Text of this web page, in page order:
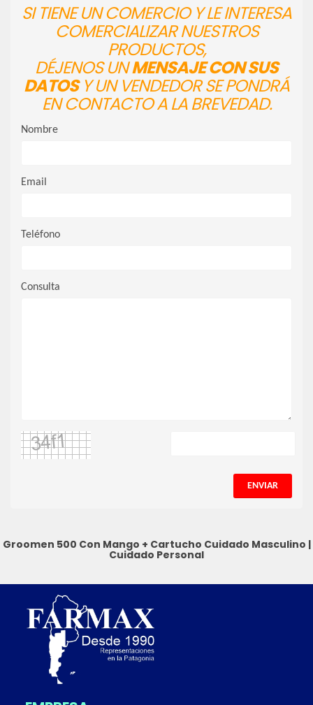
SI TIENE UN COMERCIO Y LE INTERESA
COMERCIALIZAR NUESTROS
PRODUCTOS,
DÉJENOS UNMENSAJE CON SUS
DATOSY UN VENDEDOR SE PONDRÁ
EN CONTACTO A LA BREVEDAD.
Nombre
Email
Teléfono
Consulta
ENVIAR
Groomen 500 Con Mango + Cartucho Cuidado Masculino |
Cuidado Personal